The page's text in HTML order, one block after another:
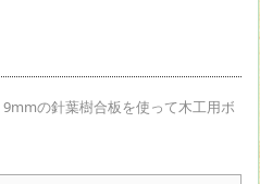
の針葉樹合板を使って木工用ボ